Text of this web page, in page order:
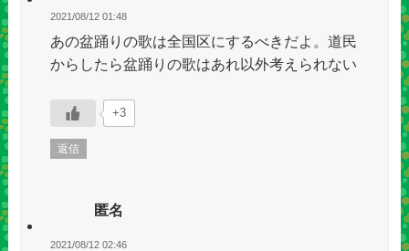
2021/08/12 01:48
あの盆踊りの歌は全国区にするべきだよ。道民
からしたら盆踊りの歌はあれ以外考えられない
+3
返信
匿名
2021/08/12 02:46